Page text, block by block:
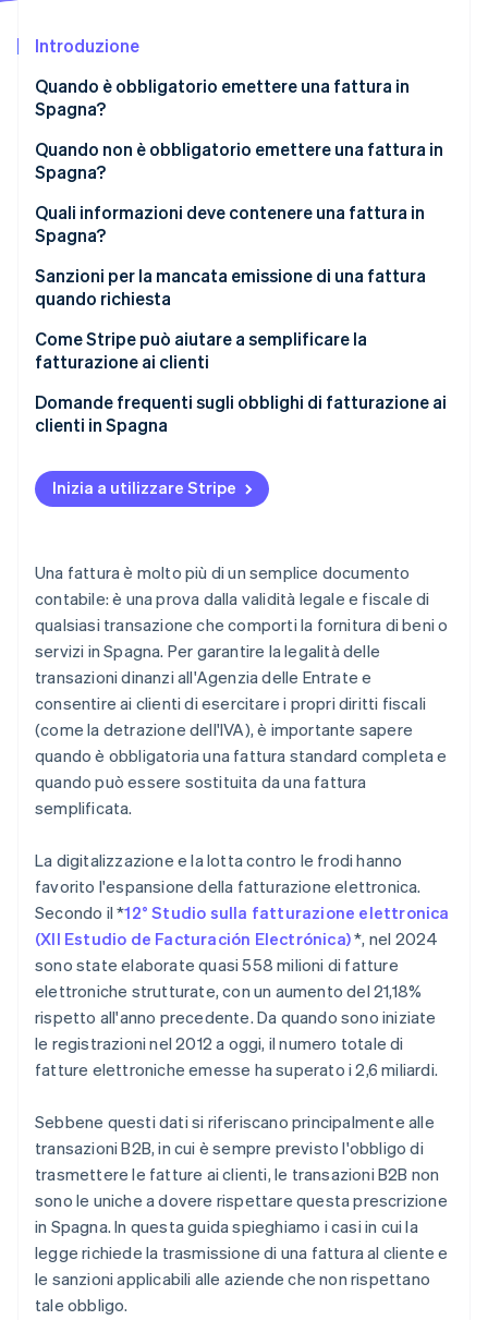
Radar
Costituzione di start-up
Climate
Rimozione del carbonio
Identity
Verifica online dell'identità
Stripe Sessions 2026
Scopri come Stripe sta costruendo l'infrastruttura
Guarda ora
Partner
Introduzione
Quando è obbligatorio emettere una fattura in
Spagna?
Transazioni con i clienti (B2C)
Transazioni con altre attività (B2B)
Transazioni con enti governativi (B2G)
Quando non è obbligatorio emettere una fattura in
Spagna?
Quali informazioni deve contenere una fattura in
Spagna?
Sanzioni per la mancata emissione di una fattura
quando richiesta
Sanzioni previste dalla Legge Fiscale Generale
Sanzioni IVA
Come Stripe può aiutare a semplificare la
fatturazione ai clienti
Domande frequenti sugli obblighi di fatturazione ai
clienti in Spagna
Le fatture devono essere emesse in formato fisico
o digitale?
Qual è la scadenza per l’emissione e la trasmissione
di una fattura?
Inizia a utilizzare Stripe
Una fattura è molto più di un semplice documento
contabile: è una prova dalla validità legale e fiscale di
qualsiasi transazione che comporti la fornitura di beni o
servizi in Spagna. Per garantire la legalità delle
transazioni dinanzi all'Agenzia delle Entrate e
consentire ai clienti di esercitare i propri diritti fiscali
(come la detrazione dell'IVA), è importante sapere
quando è obbligatoria una fattura standard completa e
quando può essere sostituita da una fattura
semplificata.
La digitalizzazione e la lotta contro le frodi hanno
favorito l'espansione della fatturazione elettronica.
Secondo il *12° Studio sulla fatturazione elettronica
(XII Estudio de Facturación Electrónica)*, nel 2024
sono state elaborate quasi 558 milioni di fatture
elettroniche strutturate, con un aumento del 21,18%
rispetto all'anno precedente. Da quando sono iniziate
le registrazioni nel 2012 a oggi, il numero totale di
fatture elettroniche emesse ha superato i 2,6 miliardi.
Sebbene questi dati si riferiscano principalmente alle
transazioni B2B, in cui è sempre previsto l'obbligo di
trasmettere le fatture ai clienti, le transazioni B2B non
sono le uniche a dovere rispettare questa prescrizione
in Spagna. In questa guida spieghiamo i casi in cui la
legge richiede la trasmissione di una fattura al cliente e
le sanzioni applicabili alle aziende che non rispettano
tale obbligo.